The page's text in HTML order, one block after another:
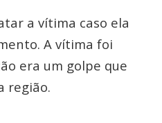
a vítima caso ela
A vítima foi
era um golpe que
região.